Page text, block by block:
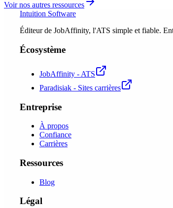
Voir nos autres ressources
Intuition Software
Éditeur de JobAffinity, l'ATS simple et fiable.
Écosystème
JobAffinity - ATS
Paradisiak - Sites carrières
Entreprise
À propos
Confiance
Carrières
Ressources
Blog
Légal